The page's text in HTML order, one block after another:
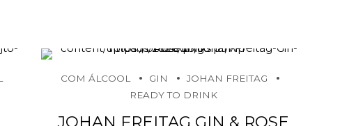
COM ÁLCOOL GIN
JOHAN FREITAG
READY TO DRINK
JOHAN FREITAG GIN & ROSE